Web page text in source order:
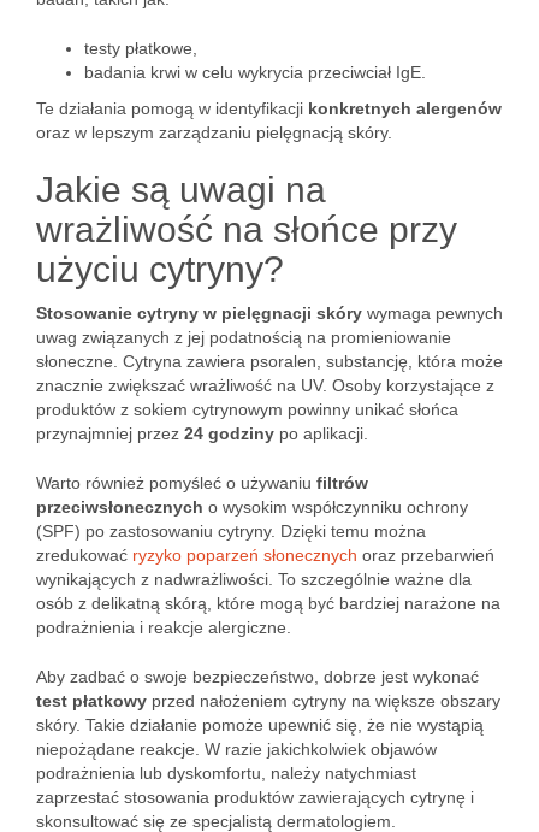
testy płatkowe,
badania krwi w celu wykrycia przeciwciał IgE.
Te działania pomogą w identyfikacji konkretnych alergenów
oraz w lepszym zarządzaniu pielęgnacją skóry.
Jakie są uwagi na
wrażliwość na słońce przy
użyciu cytryny?
Stosowanie cytryny w pielęgnacji skóry wymaga pewnych
uwag związanych z jej podatnością na promieniowanie
słoneczne. Cytryna zawiera psoralen, substancję, która może
znacznie zwiększać wrażliwość na UV. Osoby korzystające z
produktów z sokiem cytrynowym powinny unikać słońca
przynajmniej przez 24 godziny po aplikacji.
Warto również pomyśleć o używaniu filtrów
przeciwsłonecznych o wysokim współczynniku ochrony
(SPF) po zastosowaniu cytryny. Dzięki temu można
zredukować ryzyko poparzeń słonecznych oraz przebarwień
wynikających z nadwrażliwości. To szczególnie ważne dla
osób z delikatną skórą, które mogą być bardziej narażone na
podrażnienia i reakcje alergiczne.
Aby zadbać o swoje bezpieczeństwo, dobrze jest wykonać
test płatkowy przed nałożeniem cytryny na większe obszary
skóry. Takie działanie pomoże upewnić się, że nie wystąpią
niepożądane reakcje. W razie jakichkolwiek objawów
podrażnienia lub dyskomfortu, należy natychmiast
zaprzestać stosowania produktów zawierających cytrynę i
skonsultować się ze specjalistą dermatologiem.